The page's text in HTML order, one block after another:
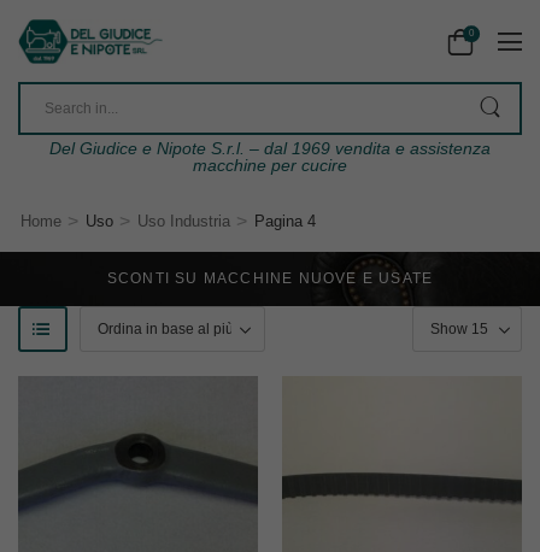
0
Del Giudice e Nipote S.r.l. – dal 1969 vendita e assistenza
macchine per cucire
Home > Uso > Uso Industria > Pagina 4
SCONTI SU MACCHINE NUOVE E USATE